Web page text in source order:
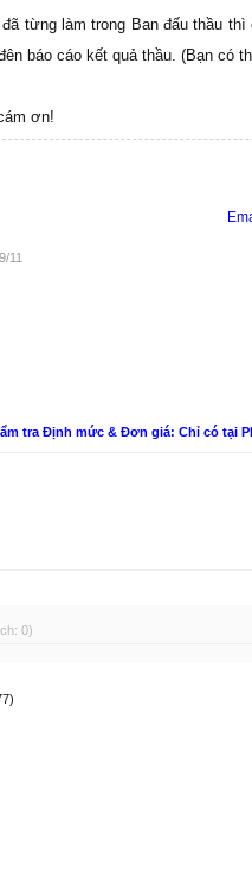
từng làm trong Ban đấu thầu
báo cáo kết quả thầu. (Bạn có
ơn!
11
tra Định mức & Đơn giá: Chỉ có tại
0)